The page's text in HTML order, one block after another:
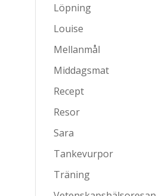
Löpning
Louise
Mellanmål
Middagsmat
Recept
Resor
Sara
Tankevurpor
Träning